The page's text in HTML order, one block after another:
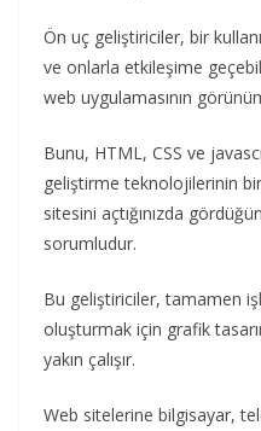
Ön uç geliştiriciler, bir
ve onlarla etkileşime
web uygulamasının
Bunu, HTML, CSS ve
geliştirme teknolojilerinin
sitesini açtığınızda
sorumludur.
Bu geliştiriciler, tamamen
oluşturmak için grafik
yakın çalışır.
Web sitelerine bilgisayar,